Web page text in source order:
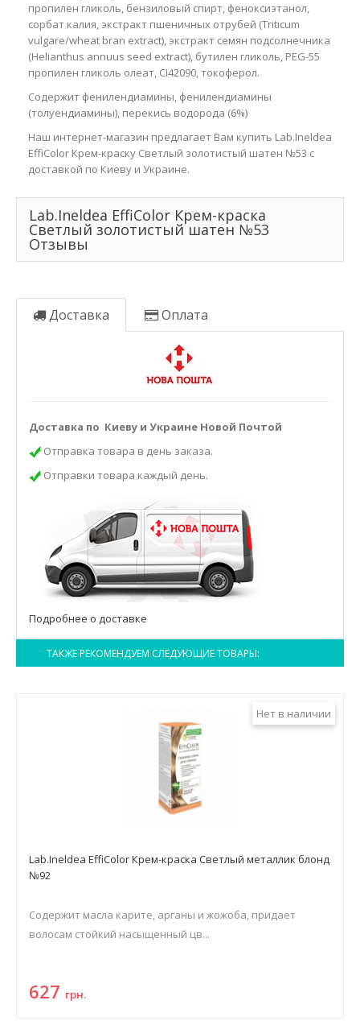
пропилен гликоль, бензиловый спирт, феноксиэтанол,
сорбат калия, экстракт пшеничных отрубей (Triticum
vulgare/wheat bran extract), экстракт семян подсолнечника
(Helianthus annuus seed extract), бутилен гликоль, PEG-55
пропилен гликоль олеат, CI42090, токоферол.
Содержит фенилендиамины, фенилендиамины
(толуендиамины), перекись водорода (6%)
Наш интернет-магазин предлагает Вам купить Lab.Ineldea
EffiColor Крем-краску Светлый золотистый шатен №53 с
доставкой по Киеву и Украине.
Lab.Ineldea EffiColor Крем-краска
Светлый золотистый шатен №53
Отзывы
Доставка Оплата
Доставка по Киеву и Украине Новой Почтой
Отправка товара в день заказа.
Отправки товара каждый день.
Подробнее о доставке
ТАКЖЕ РЕКОМЕНДУЕМ СЛЕДУЮЩИЕ ТОВАРЫ:
Нет в наличии
Lab.Ineldea EffiColor Крем-краска Светлый металлик блонд
№92
Содержит масла карите, арганы и жожоба, придает
волосам стойкий насыщенный цв...
627 грн.